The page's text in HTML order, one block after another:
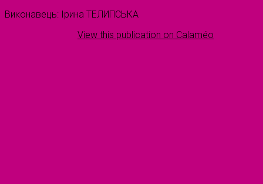
Виконавець: Ірина ТЕЛИПСЬКА
View this publication on Calaméo